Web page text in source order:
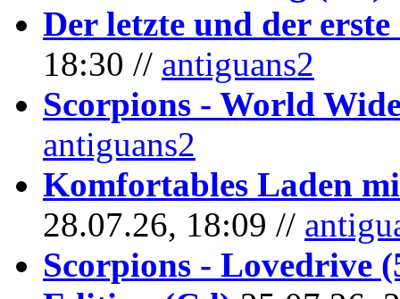
Der letzte und der erste
18:30 // antiguans2
Scorpions - World
antiguans2
Komfortables Laden
28.07.26, 18:09 //
Scorpions - Lovedrive